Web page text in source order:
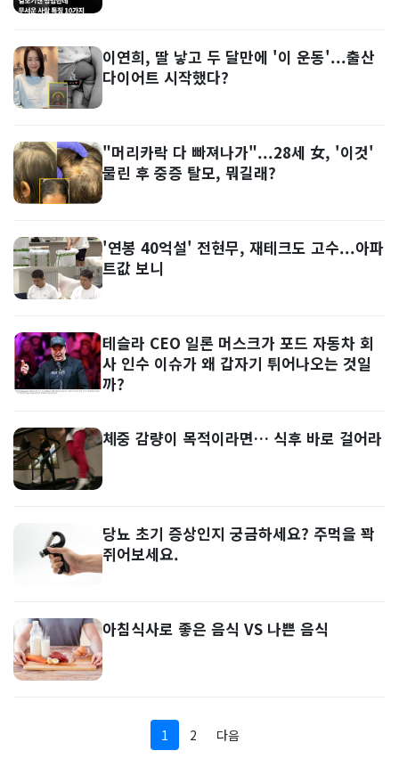
이연희, 딸 낳고 두 달만에 '이 운동'...출산
다이어트 시작했다?
"머리카락 다 빠져나가"...28세 女, '이것'
물린 후 중증 탈모, 뭐길래?
'연봉 40억설' 전현무, 재테크도 고수...아파
트값 보니
테슬라 CEO 일론 머스크가 포드 자동차 회
사 인수 이슈가 왜 갑자기 튀어나오는 것일
까?
체중 감량이 목적이라면… 식후 바로 걸어라
당뇨 초기 증상인지 궁금하세요? 주먹을 꽉
쥐어보세요.
아침식사로 좋은 음식 VS 나쁜 음식
1 2 다음